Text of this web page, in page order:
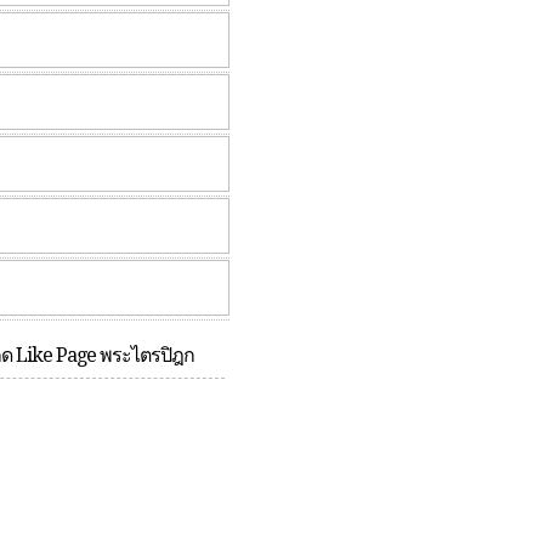
Like Page พระไตรปิฎก